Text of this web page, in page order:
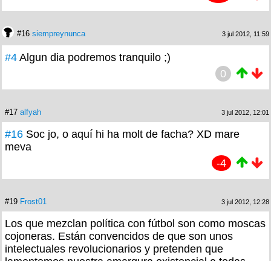
#16 siempreynunca 3 jul 2012, 11:59
#4 Algun dia podremos tranquilo ;)
0
#17 alfyah 3 jul 2012, 12:01
#16 Soc jo, o aquí hi ha molt de facha? XD mare
meva
-4
#19 Frost01 3 jul 2012, 12:28
Los que mezclan política con fútbol son como moscas
cojoneras. Están convencidos de que son unos
intelectuales revolucionarios y pretenden que